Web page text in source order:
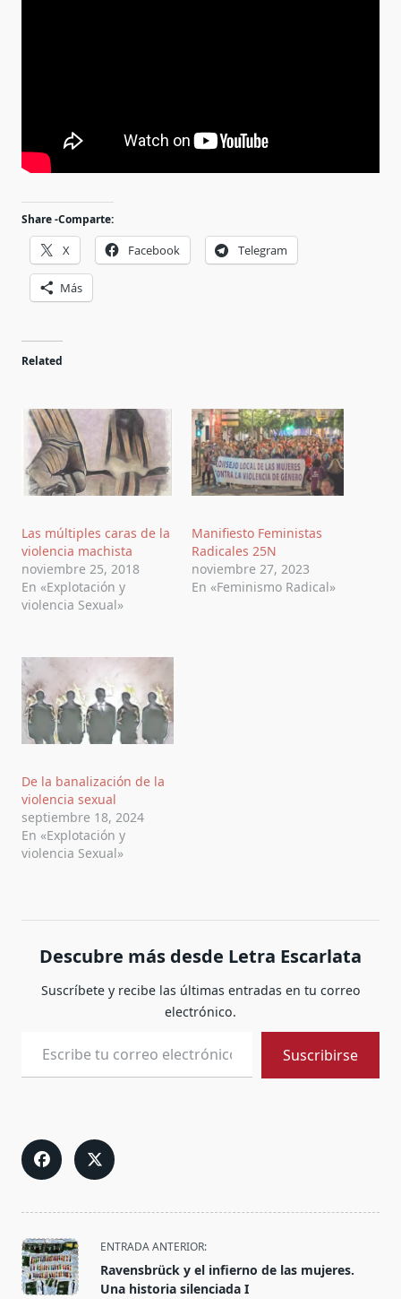
Share -Comparte:
X Facebook Telegram
Más
Related
Las múltiples caras de la
violencia machista
noviembre 25, 2018
En «Explotación y
violencia Sexual»
Manifiesto Feministas
Radicales 25N
noviembre 27, 2023
En «Feminismo Radical»
De la banalización de la
violencia sexual
septiembre 18, 2024
En «Explotación y
violencia Sexual»
Descubre más desde Letra Escarlata
Suscríbete y recibe las últimas entradas en tu correo
electrónico.
Suscribirse
<span
class="nav-
subtitle
ENTRADA ANTERIOR:
Ravensbrück y el infierno de las mujeres.
Una historia silenciada I